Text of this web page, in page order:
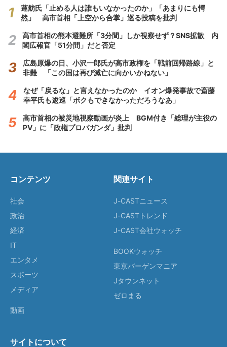
蓮舫氏「止める人は誰もいなかったのか」「あまりにも愕
然」 高市首相「上空から合掌」巡る投稿を批判
高市首相の熊本避難所「3分間」しか視察せず？SNS拡散 内
閣広報官「51分間」だと否定
広島原爆の日、小沢一郎氏が高市政権を「戦前回帰路線」と
非難 「この国は再び滅亡に向かいかねない」
なぜ「戻るな」と言えなかったのか イオン爆発事故で斎藤
幸平氏も逡巡「ボクもできなかっただろうなあ」
高市首相の被災地視察動画が炎上 BGM付き「総理が主役の
PV」に「政権プロパガンダ」批判
コンテンツ
社会
政治
経済
IT
エンタメ
スポーツ
メディア
動画
関連サイト
J-CASTニュース
J-CASTトレンド
J-CAST会社ウォッチ
BOOKウォッチ
東京バーゲンマニア
Jタウンネット
ゼロまる
サイトについて